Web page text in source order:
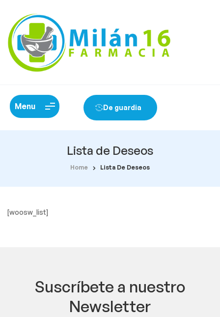
Menu De guardia
Lista de Deseos
Home Lista De Deseos
[woosw_list]
Suscríbete a nuestro
Newsletter